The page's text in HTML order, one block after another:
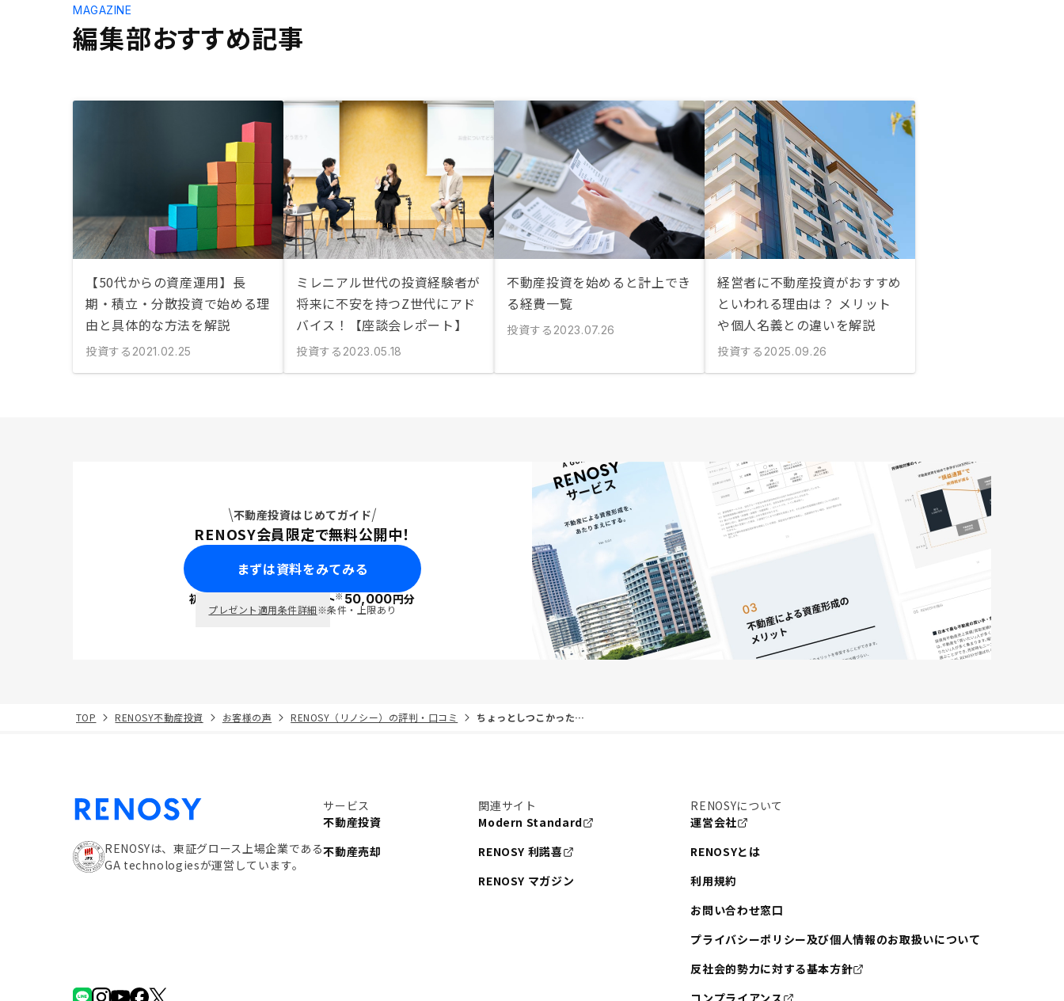
編集部おすすめ記事
MAGAZINE
【50代からの資産運用】長
期・積立・分散投資で始める理
由と具体的な方法を解説
投資する 2021.02.25
ミレニアル世代の投資経験者が
将来に不安を持つZ世代にアド
バイス！【座談会レポート】
投資する 2023.05.18
不動産投資を始めると計上でき
る経費一覧
投資する 2023.07.26
経営者に不動産投資がおすすめ
といわれる理由は？ メリット
や個人名義との違いを解説
投資する 2025.09.26
不動産投資はじめてガイド
RENOSY会員限定で無料公開中！
まずは資料をみてみる
初回面談で ポイント※50,000円分
プレゼント適用条件詳細※条件・上限あり
TOP RENOSY不動産投資 お客様の声 RENOSY（リノシー）の評判・口コミ ちょっとしつこかった…
RENOSYは、東証グロース上場企業である
GA technologiesが運営しています。
サービス
不動産投資
不動産売却
関連サイト
Modern Standard
RENOSY 利諾喜
RENOSY マガジン
RENOSYについて
運営会社
RENOSYとは
利用規約
お問い合わせ窓口
プライバシーポリシー及び個人情報のお取扱いについて
反社会的勢力に対する基本方針
コンプライアンス